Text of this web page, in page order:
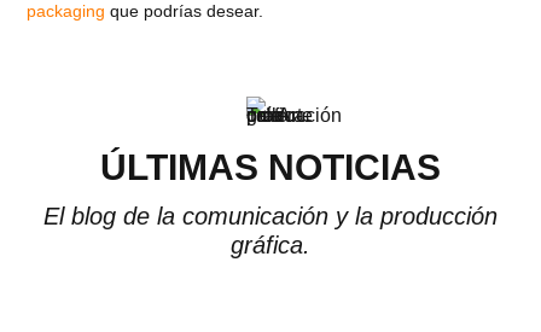
packaging que podrías desear.
ÚLTIMAS NOTICIAS
El blog de la comunicación y la producción
gráfica.